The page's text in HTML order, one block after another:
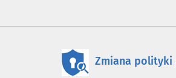
Zmiana polityki